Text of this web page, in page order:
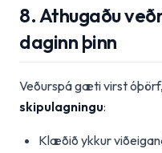
8. Athugaðu
daginn þinn
Veðurspá gæti virst
skipulagningu:
Klæðið ykkur